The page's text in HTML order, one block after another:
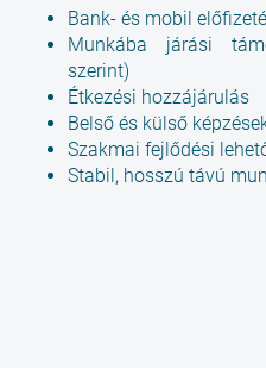
Bank- és mobil
Munkába járási
szerint)
Étkezési hozzájárulás
Belső és külső
Szakmai fejlődési
Stabil, hosszú távú